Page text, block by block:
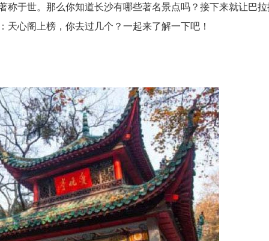
称于世。那么你知道长沙有哪些著名景点吗？接下来就让巴
心阁上榜，你去过几个？一起来了解一下吧！